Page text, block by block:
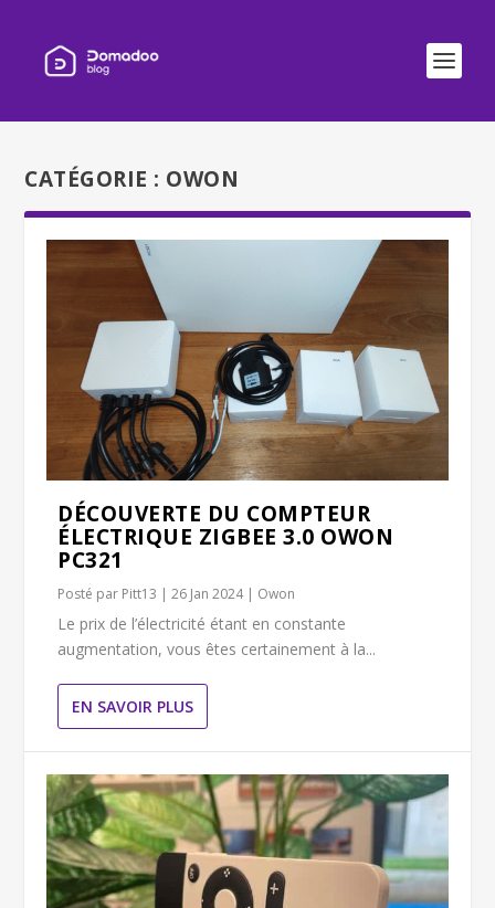
CATÉGORIE : OWON
DÉCOUVERTE DU COMPTEUR
ÉLECTRIQUE ZIGBEE 3.0 OWON
PC321
Posté par Pitt13 |26 Jan 2024| Owon
Le prix de l’électricité étant en constante
augmentation, vous êtes certainement à la...
EN SAVOIR PLUS